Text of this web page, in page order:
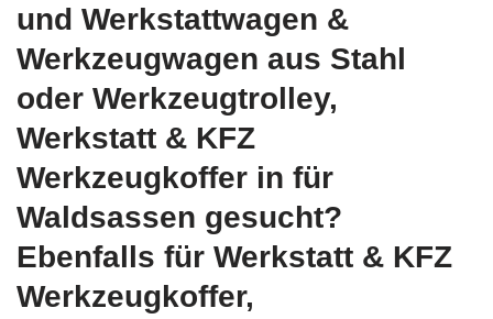
und Werkstattwagen &
Werkzeugwagen aus Stahl
oder Werkzeugtrolley,
Werkstatt & KFZ
Werkzeugkoffer in für
Waldsassen gesucht?
Ebenfalls für Werkstatt & KFZ
Werkzeugkoffer,